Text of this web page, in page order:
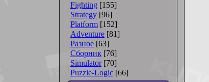
Fighting [155]
Strategy [96]
Platform [152]
Adventure [81]
Разное [63]
Сборник [76]
Simulator [70]
Puzzle-Logic [66]